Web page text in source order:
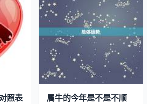
”，在中国传统文化中，金牛被视为财
在这一年份会更加吉利。2023年也
农历中属于“龙年”，龙被视为中国传统
物之一，结婚在这一年也会更加有利。
照表
属牛的今年是不是不顺